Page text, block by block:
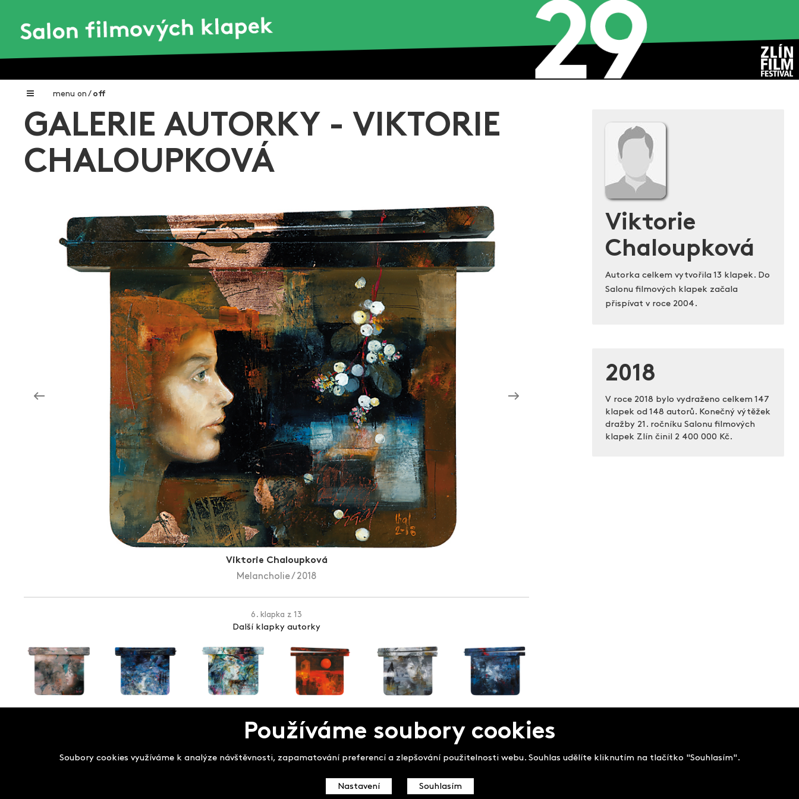
menu on / off
Home
Galerie filmových klapek
O projektu
Aktuální výstavy
Aukce filmových klapek
Zlín Film Festival
GALERIE AUTORKY - VIKTORIE
CHALOUPKOVÁ
Viktorie Chaloupková
Melancholie / 2018
6. klapka z 13
Další klapky autorky
Viktorie
Chaloupková
Autorka celkem vytvořila 13 klapek. Do
Salonu filmových klapek začala
přispívat v roce 2004.
2018
V roce 2018 bylo vydraženo celkem 147
klapek od 148 autorů. Konečný výtěžek
dražby 21. ročníku Salonu filmových
klapek Zlín činil 2 400 000 Kč.
Salon filmových klapek
Používáme soubory cookies
Soubory cookies využíváme k analýze návštěvnosti, zapamatování preferencí a zlepšování použitelnosti webu. Souhlas udělíte kliknutím na tlačítko "Souhlasím".
Nastavení Souhlasím